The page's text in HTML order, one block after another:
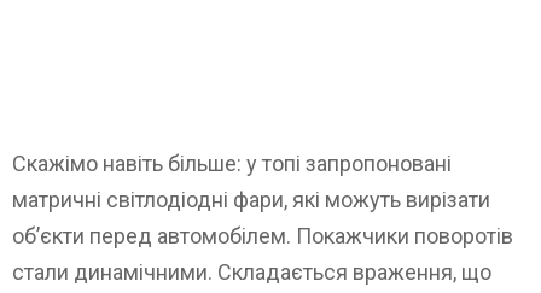
Скажімо навіть більше: у топі запропоновані
матричні світлодіодні фари, які можуть вирізати
об’єкти перед автомобілем. Покажчики поворотів
стали динамічними. Складається враження, що